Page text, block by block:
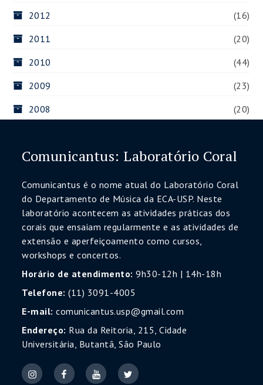
2012
(16)
2011
(20)
2010
(44)
2009
(23)
2008
(20)
Comunicantus: Laboratório Coral
Comunicantus é o nome atual do Laboratório Coral
do Departamento de Música da ECA-USP. Neste
laboratório acontecem as atividades práticas dos
corais que ensaiam regularmente e as atividades de
extensão e aperfeiçoamento como cursos,
workshops e concertos.
Horário de atendimento: 9h30-12h | 14h-18h
Telefone: (11) 3091-4005
E-mail: comunicantus.usp@gmail.com
Endereço: Rua da Reitoria, 215, Cidade
Universitária, Butantã, São Paulo